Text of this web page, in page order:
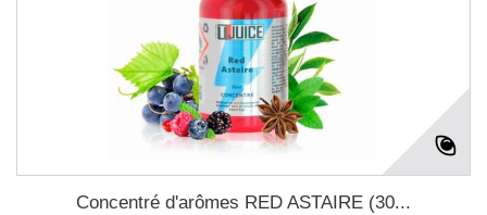
Concentré d'arômes RED ASTAIRE (30...